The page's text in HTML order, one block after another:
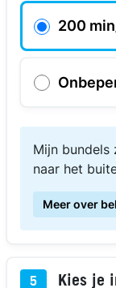
200
Mijn bundels
naar het
Meer over
5 Kies je